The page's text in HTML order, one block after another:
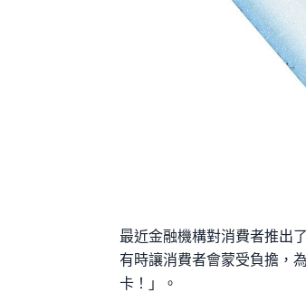
最近金融機構對消費者推出
有時讓消費者會蒙受負擔，
卡！」。